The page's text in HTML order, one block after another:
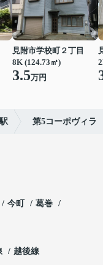
見附市学校町２丁目
8K (124.73㎡)
3.5万円
第5コーポヴィラ
今町
葛巻
越後線